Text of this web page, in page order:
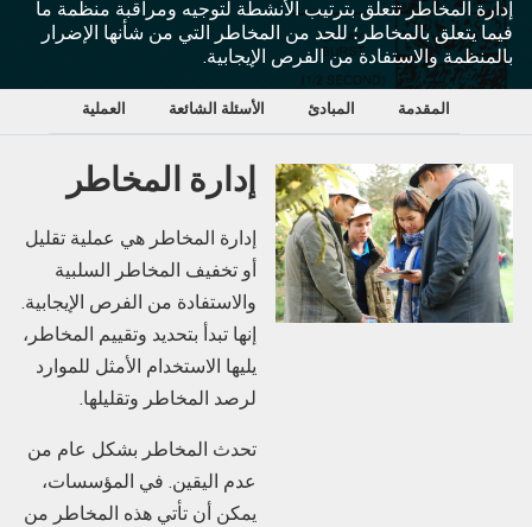
المخاطر والأعمال المتعلقة بالألغام
إدارة المخاطر والذخيرة
المصادر
مصطلحات إدارة المخاطر
إدارة المخاطر تتعلق بترتيب الأنشطة لتوجيه ومراقبة منظمة ما
فيما يتعلق بالمخاطر؛ للحد من المخاطر التي من شأنها الإضرار
بالمنظمة والاستفادة من الفرص الإيجابية.
المقدمة المبادئ الأسئلة الشائعة العملية
إدارة المخاطر
إدارة المخاطر هي عملية تقليل
أو تخفيف المخاطر السلبية
والاستفادة من الفرص الإيجابية.
إنها تبدأ بتحديد وتقييم المخاطر،
يليها الاستخدام الأمثل للموارد
لرصد المخاطر وتقليلها.
تحدث المخاطر بشكل عام من
عدم اليقين. في المؤسسات،
يمكن أن تأتي هذه المخاطر من